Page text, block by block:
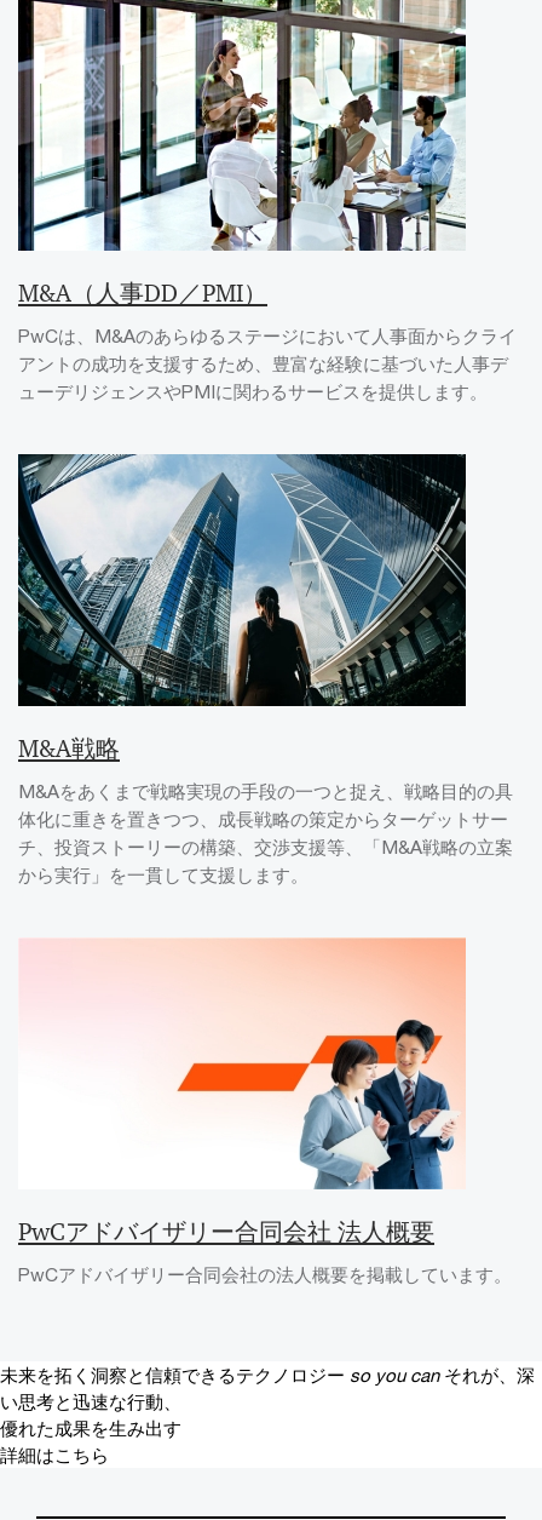
M&A（人事DD／PMI）
PwCは、M&Aのあらゆるステージにおいて人事面からクライ
アントの成功を支援するため、豊富な経験に基づいた人事デ
ューデリジェンスやPMIに関わるサービスを提供します。
M&A戦略
M&Aをあくまで戦略実現の手段の一つと捉え、戦略目的の具
体化に重きを置きつつ、成長戦略の策定からターゲットサー
チ、投資ストーリーの構築、交渉支援等、「M&A戦略の立案
から実行」を一貫して支援します。
PwCアドバイザリー合同会社 法人概要
PwCアドバイザリー合同会社の法人概要を掲載しています。
未来を拓く洞察と信頼できるテクノロジー so you can それが、深
い思考と迅速な行動、
優れた成果を生み出す
詳細はこちら